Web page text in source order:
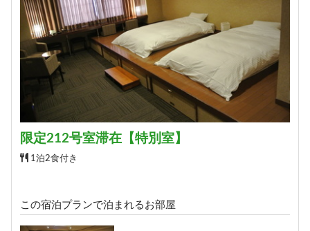
限定212号室滞在【特別室】
1泊2食付き
この宿泊プランで泊まれるお部屋